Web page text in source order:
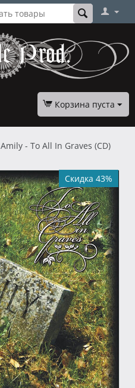
Корзина пуста
Amily - To All In Graves (CD)
Скидка 43%